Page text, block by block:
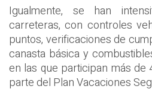
Igualmente, se han
carreteras, con controles
puntos, verificaciones de
canasta básica y
en las que participan más de
parte del Plan Vacaciones